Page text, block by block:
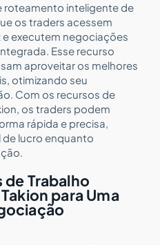
roteamento inteligente de
os traders acessem
executem negociações
Esse recurso
aproveitar os melhores
otimizando seu
Com os recursos de
os traders podem
rápida e precisa,
lucro enquanto
Trabalho
para Uma